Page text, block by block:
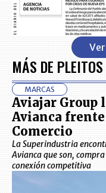
MÁS DE PLEITOS
MARCAS
Aviajar Group
Avianca
Comercio
La Superindustria
Avianca que son,
conexión competitiva